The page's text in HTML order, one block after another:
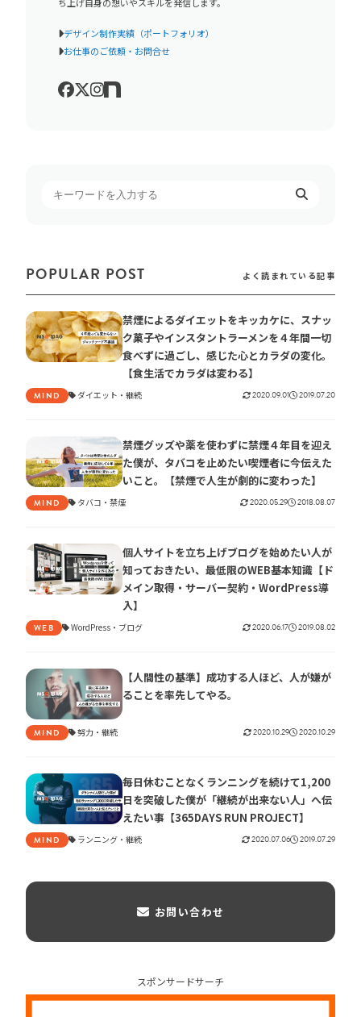
デザイン制作実績（ポートフォリオ）
お仕事のご依頼・お問合せ
POPULAR POST よく読まれている記事
禁煙によるダイエットをキッカケに、スナッ
ク菓子やインスタントラーメンを４年間一切
食べずに過ごし、感じた心とカラダの変化。
【食生活でカラダは変わる】
MIND ダイエット 継続 2020.09.01 2019.07.20
禁煙グッズや薬を使わずに禁煙４年目を迎え
た僕が、タバコを止めたい喫煙者に今伝えた
いこと。【禁煙で人生が劇的に変わった】
MIND タバコ 禁煙 2020.05.29 2018.08.07
個人サイトを立ち上げブログを始めたい人が
知っておきたい、最低限のWEB基本知識【ド
メイン取得・サーバー契約・WordPress導
入】
WEB WordPress ブログ 2020.06.17 2019.08.02
【人間性の基準】成功する人ほど、人が嫌が
ることを率先してやる。
MIND 努力 継続 2020.10.29 2020.10.29
毎日休むことなくランニングを続けて1,200
日を突破した僕が「継続が出来ない人」へ伝
えたい事【365DAYS RUN PROJECT】
MIND ランニング 継続 2020.07.06 2019.07.29
お問い合わせ
スポンサードサーチ